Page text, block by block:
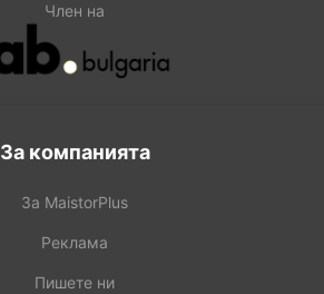
Член на
За компанията
За MaistorPlus
Реклама
Пишете ни